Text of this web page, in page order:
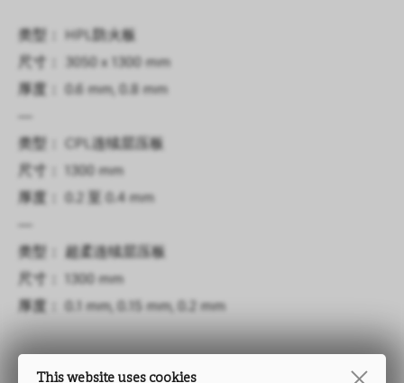
类型： HPL防火板
尺寸： 3050 x 1300 mm
厚度： 0.6 mm, 0.8 mm
—
类型： CPL连续层压板
尺寸： 1300 mm
厚度： 0.2 至 0.4 mm
—
类型： 超柔连续层压板
尺寸： 1300 mm
厚度： 0.1 mm, 0.15 mm, 0.2 mm
This website uses cookies